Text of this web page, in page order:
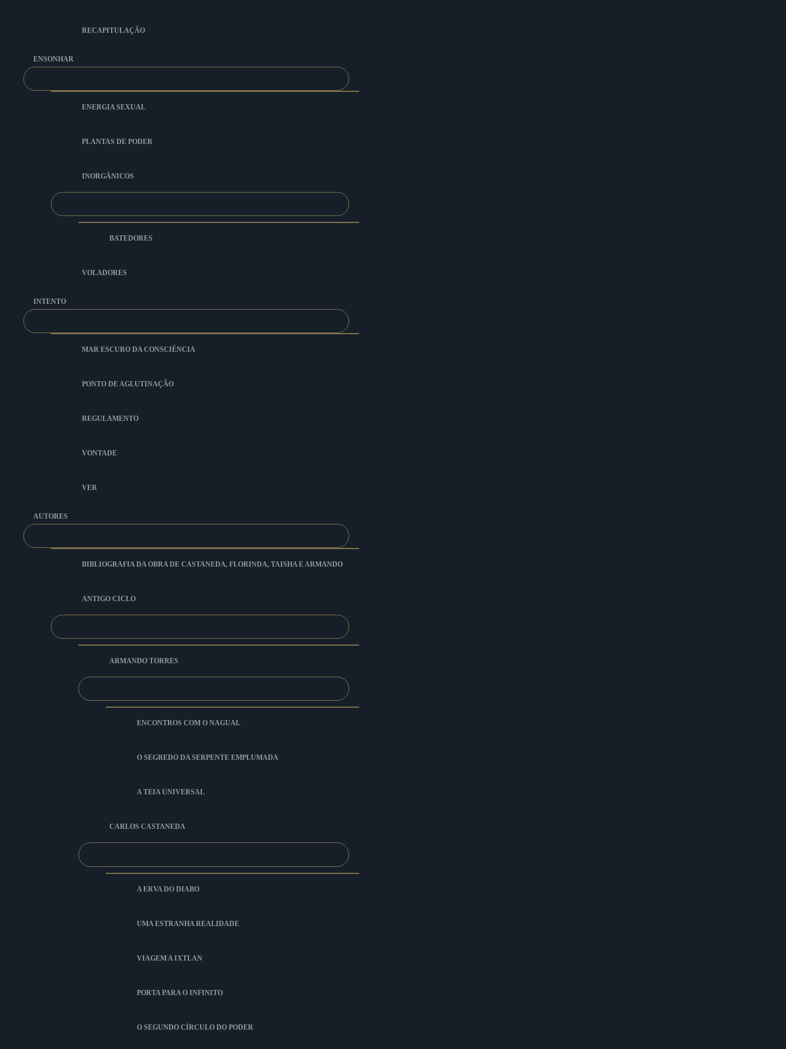
RECAPITULAÇÃO
ENSONHAR
ENERGIA SEXUAL
PLANTAS DE PODER
INORGÂNICOS
BATEDORES
VOLADORES
INTENTO
MAR ESCURO DA CONSCIÊNCIA
PONTO DE AGLUTINAÇÃO
REGULAMENTO
VONTADE
VER
AUTORES
BIBLIOGRAFIA DA OBRA DE CASTANEDA, FLORINDA, TAISHA E ARMANDO
ANTIGO CICLO
ARMANDO TORRES
ENCONTROS COM O NAGUAL
O SEGREDO DA SERPENTE EMPLUMADA
A TEIA UNIVERSAL
CARLOS CASTANEDA
A ERVA DO DIABO
UMA ESTRANHA REALIDADE
VIAGEM A IXTLAN
PORTA PARA O INFINITO
O SEGUNDO CÍRCULO DO PODER